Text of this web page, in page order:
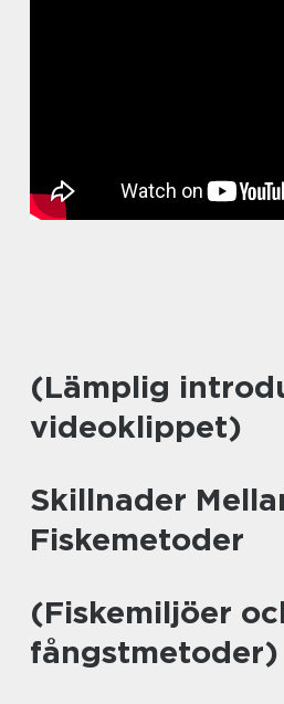
(Lämplig
videoklippet)
Skillnader
Fiskemetoder
(Fiskemiljöer
fångstmetoder)